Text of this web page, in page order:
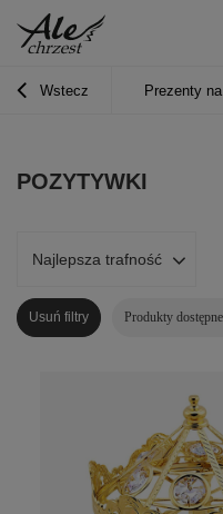
Wstecz Prezenty
POZYTYWKI
Najlepsza trafność
Usuń filtry Produkty dostępne